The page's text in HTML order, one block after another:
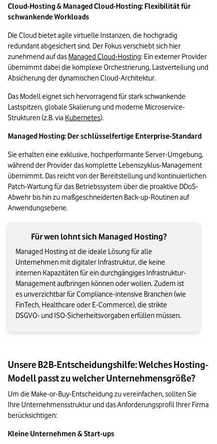
Cloud-Hosting & Managed Cloud-Hosting: Flexibilität für
schwankende Workloads
Die Cloud bietet agile virtuelle Instanzen, die hochgradig
redundant abgesichert sind. Der Fokus verschiebt sich hier
zunehmend auf das Managed Cloud-Hosting: Ein externer Provider
übernimmt dabei die komplexe Orchestrierung, Lastverteilung und
Absicherung der dynamischen Cloud-Architektur.
Das Modell eignet sich hervorragend für stark schwankende
Lastspitzen, globale Skalierung und moderne Microservice-
Strukturen (z.B. via Kubernetes).
Managed Hosting: Der schlüsselfertige Enterprise-Standard
Sie erhalten eine exklusive, hochperformante Server-Umgebung,
während der Provider das komplette Lebenszyklus-Management
übernimmt. Das reicht von der Bereitstellung und kontinuierlichen
Patch-Wartung für das Betriebssystem über die proaktive DDoS-
Abwehr bis hin zu maßgeschneiderten Back-up-Routinen auf
Anwendungsebene.
Für wen lohnt sich Managed Hosting?
Managed Hosting ist die ideale Lösung für alle
Unternehmen mit digitaler Infrastruktur, die keine
internen Kapazitäten für ein durchgängiges Infrastruktur-
Management aufbringen können oder wollen. Zudem ist
es unverzichtbar für Compliance-intensive Branchen (wie
FinTech, Healthcare oder E-Commerce), die strikte
DSGVO- und ISO-Sicherheitsvorgaben erfüllen müssen.
Unsere B2B-Entscheidungshilfe: Welches Hosting-
Modell passt zu welcher Unternehmensgröße?
Um die Make-or-Buy-Entscheidung zu vereinfachen, sollten Sie
Ihre Unternehmensstruktur und das Anforderungsprofil Ihrer Firma
berücksichtigen:
Kleine Unternehmen & Start-ups